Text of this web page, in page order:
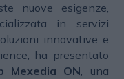
nuove esigenze,
in servizi
innovative e
ha presentato
Mexedia ON, una